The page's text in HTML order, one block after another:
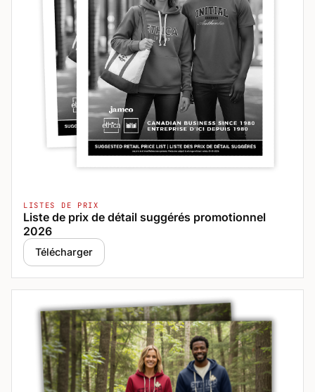
LISTES DE PRIX
Liste de prix de détail suggérés promotionnel
2026
Télécharger